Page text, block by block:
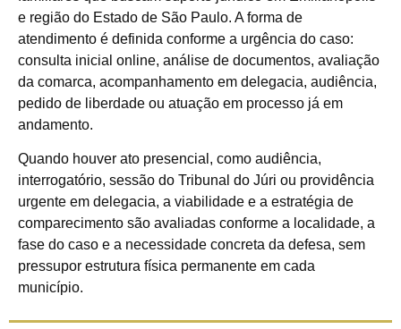
e região do Estado de São Paulo. A forma de
atendimento é definida conforme a urgência do caso:
consulta inicial online, análise de documentos, avaliação
da comarca, acompanhamento em delegacia, audiência,
pedido de liberdade ou atuação em processo já em
andamento.
Quando houver ato presencial, como audiência,
interrogatório, sessão do Tribunal do Júri ou providência
urgente em delegacia, a viabilidade e a estratégia de
comparecimento são avaliadas conforme a localidade, a
fase do caso e a necessidade concreta da defesa, sem
pressupor estrutura física permanente em cada
município.